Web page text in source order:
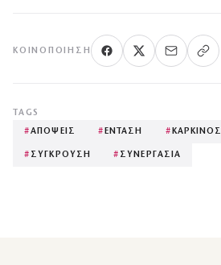
ΚΟΙΝΟΠΟΊΗΣΗ
TAGS
#ΑΠΟΨΕΙΣ # ΕΝΤΑΣΗ # ΚΑΡΚΙΝΟΣ
# ΣΥΓΚΡΟΥΣΗ # ΣΥΝΕΡΓΑΣΙΑ